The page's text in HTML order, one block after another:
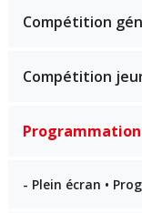
Compétition
Compétition
Programmation
- Plein écran •